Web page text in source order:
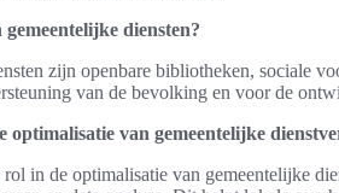
diensten?
zijn openbare bibliotheken, sociale
van de bevolking en voor de
optimalisatie van gemeentelijke
in de optimalisatie van gemeentelijke